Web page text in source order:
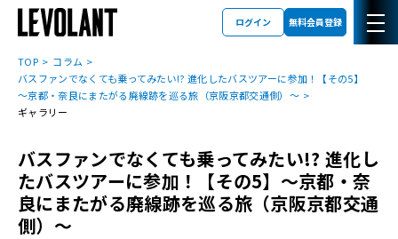
ログイン 無料会員登録
TOP
コラム
バスファンでなくても乗ってみたい!? 進化したバスツアーに参加！【その5】
～京都・奈良にまたがる廃線跡を巡る旅（京阪京都交通側）～
ギャラリー
バスファンでなくても乗ってみたい!? 進化し
たバスツアーに参加！【その5】～京都・奈
良にまたがる廃線跡を巡る旅（京阪京都交通
側）～